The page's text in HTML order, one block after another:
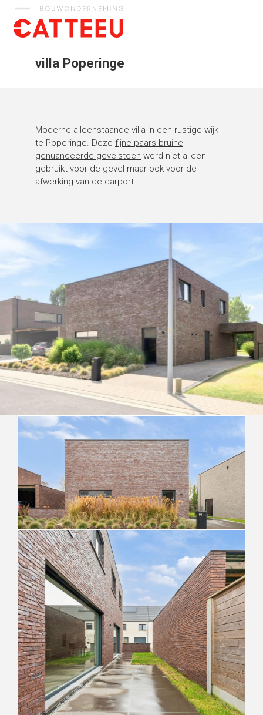
villa Poperinge
Moderne alleenstaande villa in een rustige wijk
te Poperinge. Deze fijne paars-bruine
genuanceerde gevelsteen werd niet alleen
gebruikt voor de gevel maar ook voor de
afwerking van de carport.